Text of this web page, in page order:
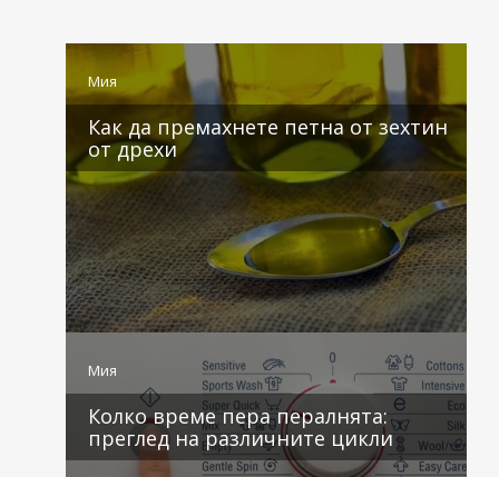
Мия
Как да премахнете петна от зехтин
от дрехи
Мия
Колко време пера пералнята:
преглед на различните цикли